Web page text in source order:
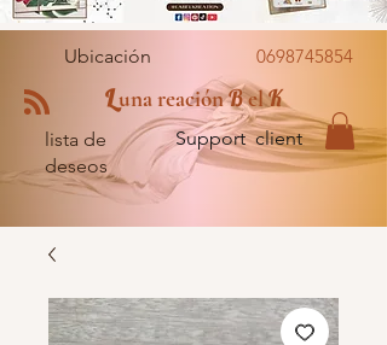
Ubicación 0698745854
Luna reaciónBelK
lista de
deseos
Support client